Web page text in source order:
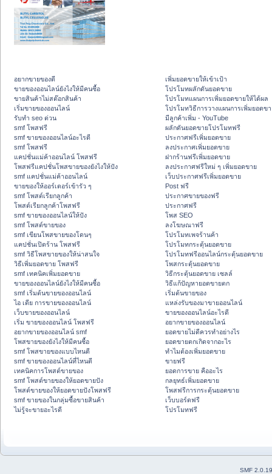
อยากขายของดี
ขายของออนไลน์ยังไงให้มีคนซื้อ
ขายสินค้าไม่สต๊อกสินค้า
เริ่มขายของออนไลน์
รับทำ seo ด่วน
smf โพสฟรี
smf ขายของออนไลน์อะไรดี
smf โพสฟรี
แคปชั่นแม่ค้าออนไลน์ โพสฟรี
โพสฟรีแคปชั่นโพสขายของยังไงให้ปัง
smf แคปชั่นแม่ค้าออนไลน์
ขายของให้ออร์เดอร์เข้ารัว ๆ
smf โพสต์เรียกลูกค้า
โพสต์เรียกลูกค้าโพสฟรี
smf ขายของออนไลน์ให้ปัง
smf โพสต์ขายของ
smf เขียนโพสขายของโดนๆ
แคปชั่นเปิดร้าน โพสฟรี
smf วิธีโพสขายของให้น่าสนใจ
วิธีเพิ่มยอดขาย โพสฟรี
smf เทคนิคเพิ่มยอดขาย
ขายของออนไลน์ยังไงให้มีคนซื้อ
smf เริ่มต้นขายของออนไลน์
ไอ เดีย การขายของออนไลน์
เว็บขายของออนไลน์
เริ่ม ขายของออนไลน์ โพสฟรี
อยากขายของออนไลน์ smf
โพสขายของยังไงให้มีคนซื้อ
smf โพสขายของแบบไหนดี
smf ขายของออนไลน์ที่ไหนดี
เทคนิคการโพสต์ขายของ
smf โพสต์ขายของให้ยอดขายปัง
โพสต์ขายของให้ยอดขายปังโพสฟรี
smf ขายของในกลุ่มซื้อขายสินค้า
ไม่รู้จะขายอะไรดี
เพิ่มยอดขายให้เข้าเป้า
โปรโมทผลักดันยอดขาย
โปรโมทแผนการเพิ่มยอดขายให้ได้ผล
โปรโมทวิธีการวางแผนการเพิ่มยอดข
มีลูกค้าเพิ่ม - YouTube
ผลักดันยอดขายโปรโมทฟรี
ประกาศฟรีเพิ่มยอดขาย
ลงประกาศเพิ่มยอดขาย
ฝากร้านฟรีเพิ่มยอดขาย
ลงประกาศฟรีใหม่ ๆ เพิ่มยอดขาย
เว็บประกาศฟรีเพิ่มยอดขาย
Post ฟรี
ประกาศขายของฟรี
ประกาศฟรี
โพส SEO
ลงโฆษณาฟรี
โปรโมทเพจร้านค้า
โปรโมทกระตุ้นยอดขาย
โปรโมทฟรีออนไลน์กระตุ้นยอดขาย
โพสกระตุ้นยอดขาย
วิธีกระตุ้นยอดขาย เซลล์
วิธีแก้ปัญหายอดขายตก
เริ่มต้นขายของ
แหล่งรับของมาขายออนไลน์
ขายของออนไลน์อะไรดี
อยากขายของออนไลน์
ยอดขายไม่ดีควรทำอย่างไร
ยอดขายตกเกิดจากอะไร
ทำไมต้องเพิ่มยอดขาย
ขายฟรี
ยอดการขาย คืออะไร
กลยุทธ์เพิ่มยอดขาย
โพสฟรีการกระตุ้นยอดขาย
เว็บบอร์ดฟรี
โปรโมทฟรี
SMF 2.0.19